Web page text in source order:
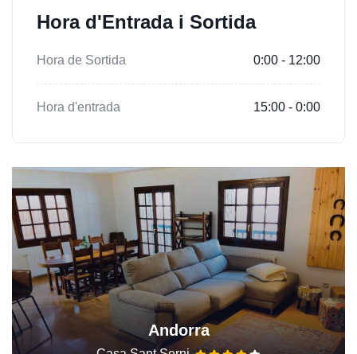
Hora d'Entrada i Sortida
Hora de Sortida 0:00 - 12:00
Hora d'entrada 15:00 - 0:00
Andorra